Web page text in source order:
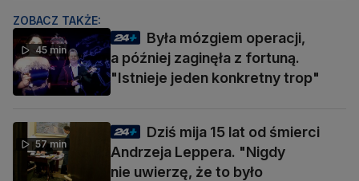
ZOBACZ TAKŻE:
45 min
Była mózgiem operacji,
a później zaginęła z fortuną.
"Istnieje jeden konkretny trop"
57 min
Dziś mija 15 lat od śmierci
Andrzeja Leppera. "Nigdy
nie uwierzę, że to było